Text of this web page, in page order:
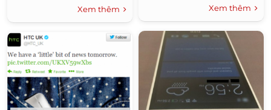
Xem thêm
Xem thêm